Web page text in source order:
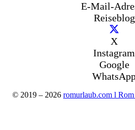
E-Mail-
Reiseblog
X
Instagram
Google
© 2019 – 2026 romurlaub.com l